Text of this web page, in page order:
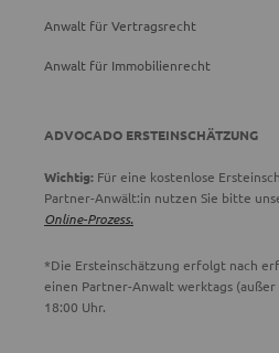
Anwalt für Vertragsrecht
Anwalt für Immobilienrecht
ADVOCADO ERSTEINSCHÄTZUNG
Wichtig: Für eine kostenlose
Partner-Anwält:in nutzen Sie bitte
Online-Prozess.
*Die Ersteinschätzung erfolgt nach
einen Partner-Anwalt werktags (außer
18:00 Uhr.